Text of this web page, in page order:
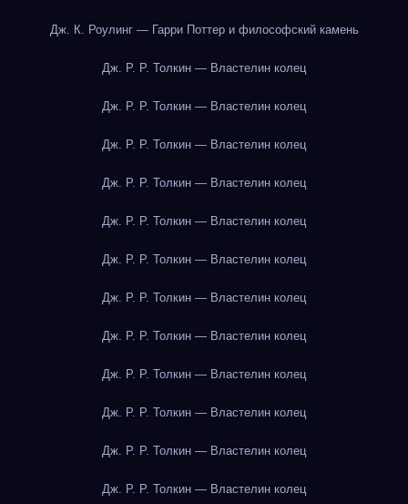
Дж. К. Роулинг — Гарри Поттер и философский камень
Дж. Р. Р. Толкин — Властелин колец
Дж. Р. Р. Толкин — Властелин колец
Дж. Р. Р. Толкин — Властелин колец
Дж. Р. Р. Толкин — Властелин колец
Дж. Р. Р. Толкин — Властелин колец
Дж. Р. Р. Толкин — Властелин колец
Дж. Р. Р. Толкин — Властелин колец
Дж. Р. Р. Толкин — Властелин колец
Дж. Р. Р. Толкин — Властелин колец
Дж. Р. Р. Толкин — Властелин колец
Дж. Р. Р. Толкин — Властелин колец
Дж. Р. Р. Толкин — Властелин колец